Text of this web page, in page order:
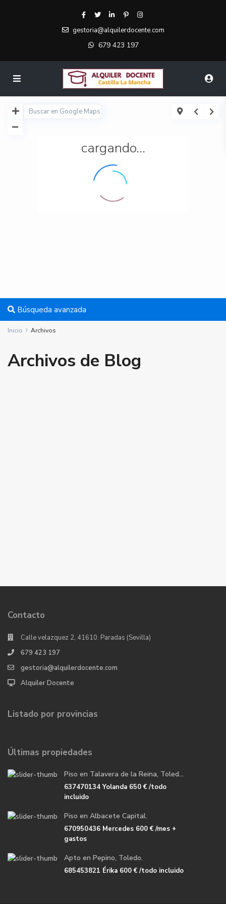
gestoria@alquilerdocente.com
679 423 197
cargando...
Búsqueda avanzada
Inicio Archivos
Archivos de Blog
Contacto
Calle velazquez 2, 41610. Paradas (Sevilla)
679 423 197
gestoria@alquilerdocente.com
Alquiler Docente
Listado por provincias
Últimas propiedades
Piso en Talavera de la Reina, Toled...
637470134 Yolanda 650 €/todo
incluido
Piso en Albacete Capital.
670950436 Mercedes 600 €/mes +
gastos
Apto en Pepino, Toledo.
685453821 Érika 600 €/todo incluido